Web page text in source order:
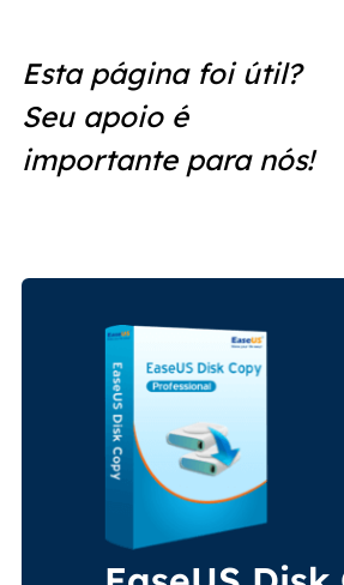
Esta página foi útil?
Seu apoio é
importante para nós!